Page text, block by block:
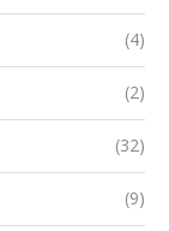
(4)
(2)
(32)
(9)